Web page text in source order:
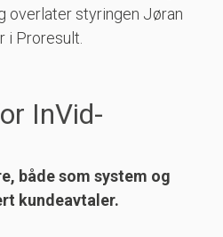
overlater styringen Jøran
i Proresult.
InVid-
både som system og
kundeavtaler.